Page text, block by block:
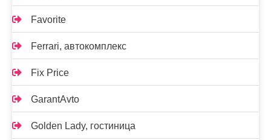
Favorite
Ferrari, автокомплекс
Fix Price
GarantAvto
Golden Lady, гостиница